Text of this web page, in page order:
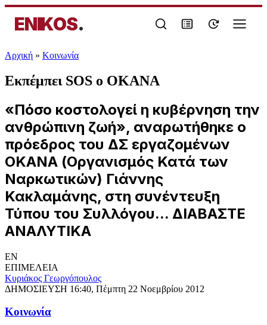
ENIKOS.
Αρχική » Κοινωνία
Εκπέμπει SOS ο ΟΚΑΝΑ
«Πόσο κοστολογεί η κυβέρνηση την
ανθρώπινη ζωή», αναρωτήθηκε ο
πρόεδρος του ΔΣ εργαζομένων
ΟΚΑΝΑ (Οργανισμός Κατά των
Ναρκωτικών) Γιάννης
Κακλαμάνης, στη συνέντευξη
Τύπου του Συλλόγου... ΔΙΑΒΑΣΤΕ
ΑΝΑΛΥΤΙΚΑ
EN
ΕΠΙΜΕΛΕΙΑ
Κυριάκος Γεωργόπουλος
ΔΗΜΟΣΙΕΥΣΗ 16:40, Πέμπτη 22 Νοεμβρίου 2012
Κοινωνία